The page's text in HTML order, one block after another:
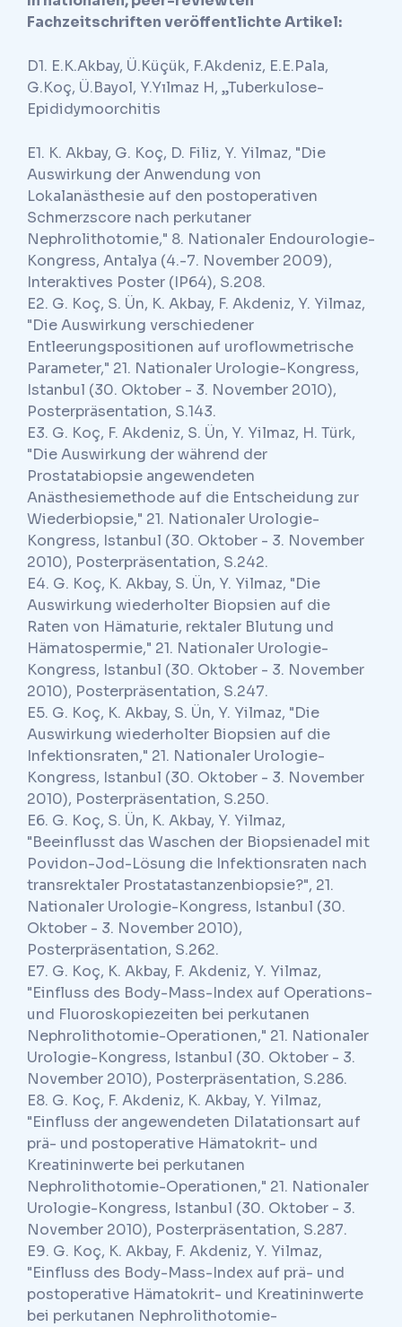
Fachzeitschriften veröffentlichte Artikel:
D1. E.K.Akbay, Ü.Küçük, F.Akdeniz, E.E.Pala,
G.Koç, Ü.Bayol, Y.Yılmaz H, „Tuberkulose-
Epididymoorchitis
E1. K. Akbay, G. Koç, D. Filiz, Y. Yilmaz, "Die
Auswirkung der Anwendung von
Lokalanästhesie auf den postoperativen
Schmerzscore nach perkutaner
Nephrolithotomie," 8. Nationaler Endourologie-
Kongress, Antalya (4.-7. November 2009),
Interaktives Poster (IP64), S.208.
E2. G. Koç, S. Ün, K. Akbay, F. Akdeniz, Y. Yilmaz,
"Die Auswirkung verschiedener
Entleerungspositionen auf uroflowmetrische
Parameter," 21. Nationaler Urologie-Kongress,
Istanbul (30. Oktober - 3. November 2010),
Posterpräsentation, S.143.
E3. G. Koç, F. Akdeniz, S. Ün, Y. Yilmaz, H. Türk,
"Die Auswirkung der während der
Prostatabiopsie angewendeten
Anästhesiemethode auf die Entscheidung zur
Wiederbiopsie," 21. Nationaler Urologie-
Kongress, Istanbul (30. Oktober - 3. November
2010), Posterpräsentation, S.242.
E4. G. Koç, K. Akbay, S. Ün, Y. Yilmaz, "Die
Auswirkung wiederholter Biopsien auf die
Raten von Hämaturie, rektaler Blutung und
Hämatospermie," 21. Nationaler Urologie-
Kongress, Istanbul (30. Oktober - 3. November
2010), Posterpräsentation, S.247.
E5. G. Koç, K. Akbay, S. Ün, Y. Yilmaz, "Die
Auswirkung wiederholter Biopsien auf die
Infektionsraten," 21. Nationaler Urologie-
Kongress, Istanbul (30. Oktober - 3. November
2010), Posterpräsentation, S.250.
E6. G. Koç, S. Ün, K. Akbay, Y. Yilmaz,
"Beeinflusst das Waschen der Biopsienadel mit
Povidon-Jod-Lösung die Infektionsraten nach
transrektaler Prostatastanzenbiopsie?", 21.
Nationaler Urologie-Kongress, Istanbul (30.
Oktober - 3. November 2010),
Posterpräsentation, S.262.
E7. G. Koç, K. Akbay, F. Akdeniz, Y. Yilmaz,
"Einfluss des Body-Mass-Index auf Operations-
und Fluoroskopiezeiten bei perkutanen
Nephrolithotomie-Operationen," 21. Nationaler
Urologie-Kongress, Istanbul (30. Oktober - 3.
November 2010), Posterpräsentation, S.286.
E8. G. Koç, F. Akdeniz, K. Akbay, Y. Yilmaz,
"Einfluss der angewendeten Dilatationsart auf
prä- und postoperative Hämatokrit- und
Kreatininwerte bei perkutanen
Nephrolithotomie-Operationen," 21. Nationaler
Urologie-Kongress, Istanbul (30. Oktober - 3.
November 2010), Posterpräsentation, S.287.
E9. G. Koç, K. Akbay, F. Akdeniz, Y. Yilmaz,
"Einfluss des Body-Mass-Index auf prä- und
postoperative Hämatokrit- und Kreatininwerte
bei perkutanen Nephrolithotomie-